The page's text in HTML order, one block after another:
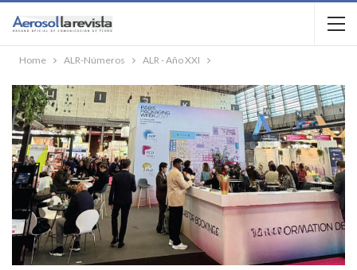
Home ALR-Números ALR - Año XXI